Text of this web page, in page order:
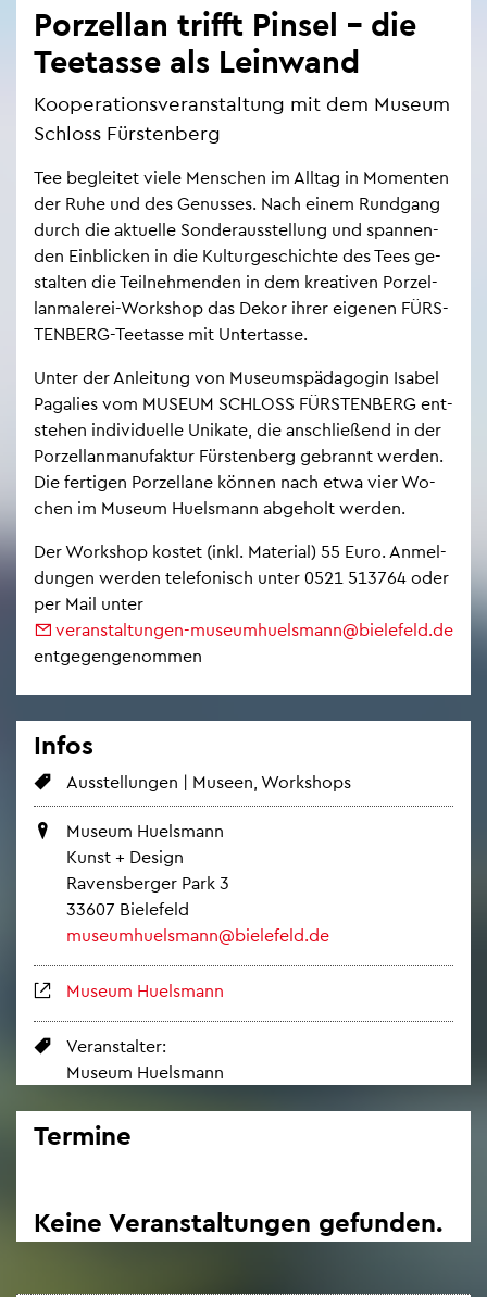
Por­zel­lan trifft Pin­sel – die
Tee­tas­se als Lein­wand
Ko­ope­ra­ti­ons­ver­an­stal­tung mit dem Mu­se­um
Schloss Fürs­ten­berg
Tee be­glei­tet viele Men­schen im All­tag in Mo­men­ten
der Ruhe und des Ge­nus­ses. Nach einem Rund­gang
durch die ak­tu­el­le Son­der­aus­stel­lung und span­nen­
den Ein­bli­cken in die Kul­tur­ge­schich­te des Tees ge­
stal­ten die Teil­neh­men­den in dem krea­ti­ven Por­zel­
lan­ma­le­rei-Work­shop das Dekor ihrer ei­ge­nen FÜRS­
TEN­BERG-Tee­tas­se mit Un­ter­tas­se.
Unter der An­lei­tung von Mu­se­ums­päd­ago­gin Isa­bel
Pa­ga­lies vom MU­SE­UM SCHLOSS FÜRS­TEN­BERG ent­
ste­hen in­di­vi­du­el­le Uni­ka­te, die an­schlie­ßend in der
Por­zel­lan­ma­nu­fak­tur Fürs­ten­berg ge­brannt wer­den.
Die fer­ti­gen Por­zel­la­ne kön­nen nach etwa vier Wo­
chen im Mu­se­um Hu­els­mann ab­ge­holt wer­den.
Der Work­shop kos­tet (inkl. Ma­te­ri­al) 55 Euro. An­mel­
dun­gen wer­den te­le­fo­nisch unter 0521 513764 oder
per Mail unter
ver­an­stal­tun­gen-mu­se­um­hu­els­mann@​bielefeld.​de
ent­ge­gen­ge­nom­men
Infos
Aus­stel­lun­gen | Mu­se­en, Work­shops
Mu­se­um Hu­els­mann
Kunst + De­sign
Ra­vens­ber­ger Park 3
33607 Bie­le­feld
mu­se­um­hu­els­mann@​bielefeld.​de
Mu­se­um Hu­els­mann
Ver­an­stal­ter:
Mu­se­um Hu­els­mann
Ter­mi­ne
Keine Ver­an­stal­tun­gen ge­fun­den.